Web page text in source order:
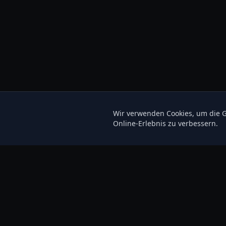
Wir verwenden Cookies, um
Online-Erlebnis zu verbessern.